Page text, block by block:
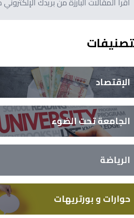
الإقتصاد
الجامعة تحت الضوء
الرياضة
حوارات و بورتريهات